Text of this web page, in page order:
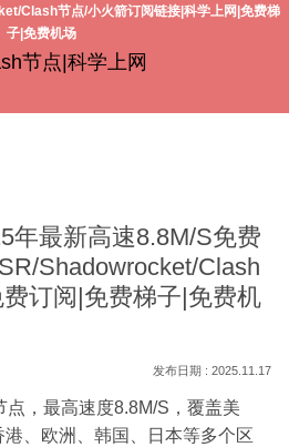
Clash节点/小火箭订阅链接|科学上网|免费梯
子|免费机场
节点|科学上网
年最新高速8.8M/S免费
Shadowrocket/Clash
订阅|免费梯子|免费机
2025.11.17
，最高速度8.8M/S，覆盖美
、欧洲、韩国、日本等多个区